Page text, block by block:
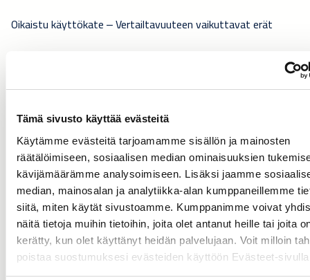
Tämä sivusto käyttää evästeitä
Käytämme evästeitä tarjoamamme sisällön ja mainosten
räätälöimiseen, sosiaalisen median ominaisuuksien
kävijämäärämme analysoimiseen. Lisäksi jaamme
median, mainosalan ja analytiikka-alan kumppaneillemme
siitä, miten käytät sivustoamme. Kumppanimme voivat
näitä tietoja muihin tietoihin, joita olet antanut heille tai joita
kerätty, kun olet käyttänyt heidän palvelujaan. Voit milloin
poistaa suostumuksesi evästeiden käyttöön Evästeet-
Oikaistu käyttökate ‒ Vertailtavuuteen vaikuttavat erät
/18
Milj. e
(IFRS
16)
(ei
(ei (ei
Käyttökate
35,3 14,3 67,1 -7,5 -8,8
Käyttökateprosentti, %
7,0 2,7 4,4 -0,5 -0,4
Käyttökatteeseen vaikuttavat
erät
- Myyntivoitot ja -tappiot ja
transaktiokulut divestoinneista
ja yritysostoista
0,2 1,2 2,7 1,2 5,5
- Alaskirjaukset, kulut ja tuotot